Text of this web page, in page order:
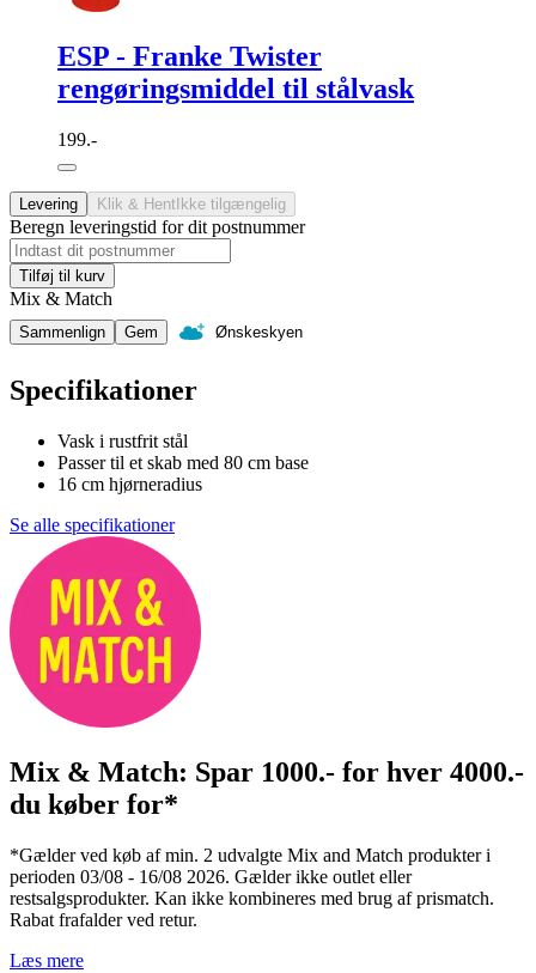
ESP - Franke Twister
rengøringsmiddel til stålvask
199.-
Levering Klik & HentIkke tilgængelig
Beregn leveringstid for dit postnummer
Tilføj til kurv
Mix & Match
Sammenlign Gem Ønskeskyen
Specifikationer
Vask i rustfrit stål
Passer til et skab med 80 cm base
16 cm hjørneradius
Se alle specifikationer
Mix & Match: Spar 1000.- for hver 4000.-
du køber for*
*Gælder ved køb af min. 2 udvalgte Mix and Match produkter i
perioden 03/08 - 16/08 2026. Gælder ikke outlet eller
restsalgsprodukter. Kan ikke kombineres med brug af prismatch.
Rabat frafalder ved retur.
Læs mere